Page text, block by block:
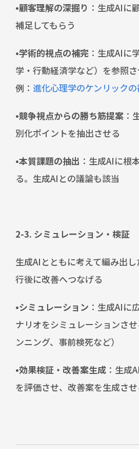
•顧客理解の深掘り ：生成AIに
補足してもらう
•学術的視点の補完 ：生成AIに
学・行動経済学など）を参照
例： 進化心理学のケンリック
•競争視点からの勝ち筋提案 ：
別化ポイントを抽出させる
•本質課題の抽出 ：生成AIに根
る。生成AIとの議論も該当
2-3. シミュレーション・検証
生成AIとともに考えて編み出
行後に改善へつなげる
•シミュレーション ：生成AIに
ナリオをシミュレーションさ
ンニング、事前検死など）
•効果検証・改善案生成 ：生成
を評価させ、改善案を生成させ